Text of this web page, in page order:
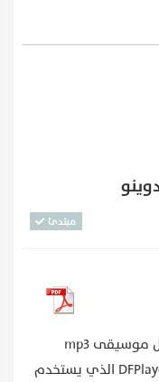
مبتدئ
سنقوم في هذا المشروع بعمل مشغل موسيقى mp3
باستخدام الاردوينو و موديول DFPlayer Mini الذي يستخدم